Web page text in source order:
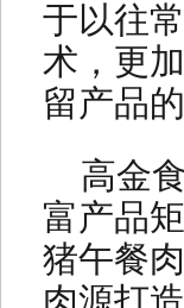
于以往
术，更
留产品
高金
富产品
猪午餐